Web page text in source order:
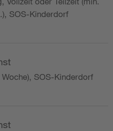
SOS-Kinderdorf
SOS-Kinderdorf